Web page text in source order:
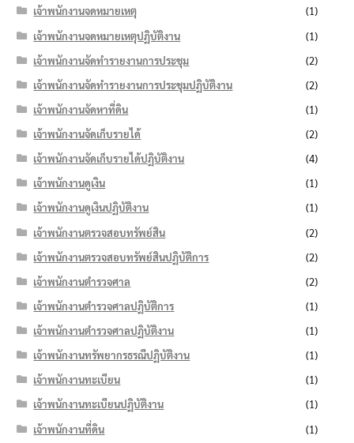
เจ้าพนักงานจดหมายเหตุ
(1)
เจ้าพนักงานจดหมายเหตุปฏิบัติงาน
(1)
เจ้าพนักงานจัดทำรายงานการประชุม
(2)
เจ้าพนักงานจัดทำรายงานการประชุมปฏิบัติงาน
(2)
เจ้าพนักงานจัดหาที่ดิน
(1)
เจ้าพนักงานจัดเก็บรายได้
(2)
เจ้าพนักงานจัดเก็บรายได้ปฏิบัติงาน
(4)
เจ้าพนักงานดูเงิน
(1)
เจ้าพนักงานดูเงินปฏิบัติงาน
(1)
เจ้าพนักงานตรวจสอบทรัพย์สิน
(2)
เจ้าพนักงานตรวจสอบทรัพย์สินปฏิบัติการ
(2)
เจ้าพนักงานตำรวจศาล
(2)
เจ้าพนักงานตำรวจศาลปฏิบัติการ
(1)
เจ้าพนักงานตำรวจศาลปฏิบัติงาน
(1)
เจ้าพนักงานทรัพยากรธรณีปฏิบัติงาน
(1)
เจ้าพนักงานทะเบียน
(1)
เจ้าพนักงานทะเบียนปฏิบัติงาน
(1)
เจ้าพนักงานที่ดิน
(1)